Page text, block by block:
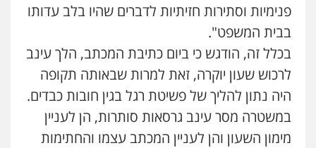
עו"ד דפנה לביא
משפחה
0507206063
עו"ד זוהר ארבל
פלילי פשיעה חמורה מעצרים וחקירות
קטינים
0538788878
פנימיות וסתירות חזיתיות לדברים שהיו בלב עדותו
בבית המשפט".
בכלל זה, הודגש כי ביום כתיבת המכתב, הלך עינב
לרכוש שעון יוקרה, זאת למרות שבאותה תקופה
היה נתון להליך של פשיטת רגל בגין חובות כבדים.
במשטרה מסר עינב גרסאות סותרות, הן לעניין
מימון השעון והן לעניין המכתב עצמו והחתימות